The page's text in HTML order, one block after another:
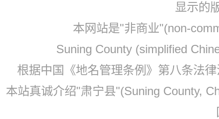
显示的
本网站是"非商业"(non-
Suning County (simplified
根据中国《地名管理条例》第八条法
本站真诚介绍"肃宁县"(Suning County,